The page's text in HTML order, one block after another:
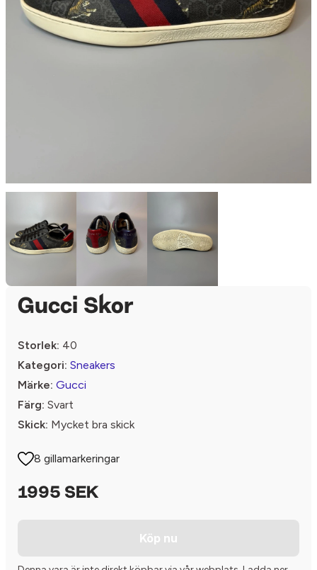
Gucci Skor
Storlek: 40
Kategori: Sneakers
Märke: Gucci
Färg: Svart
Skick: Mycket bra skick
8 gillamarkeringar
1995 SEK
Köp nu